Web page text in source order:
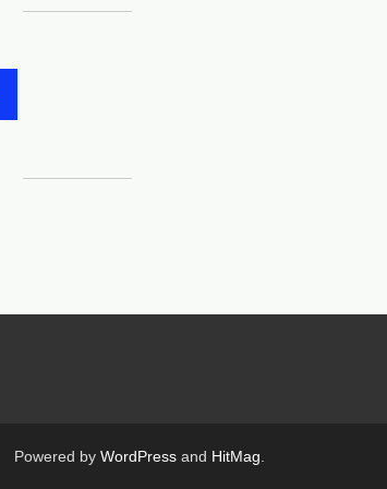
Powered by WordPress and HitMag